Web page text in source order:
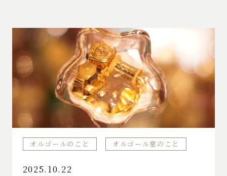
オルゴールのこと オルゴール堂のこと
2025.10.22